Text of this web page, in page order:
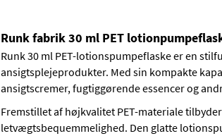
Runk fabrik 30 ml PET
Runk 30 ml PET-lotionspumpeflaske er en
ansigtsplejeprodukter. Med sin kompakte
ansigtscremer, fugtiggørende essencer og
Fremstillet af højkvalitet PET-materiale
letvægtsbequemmelighed. Den glatte